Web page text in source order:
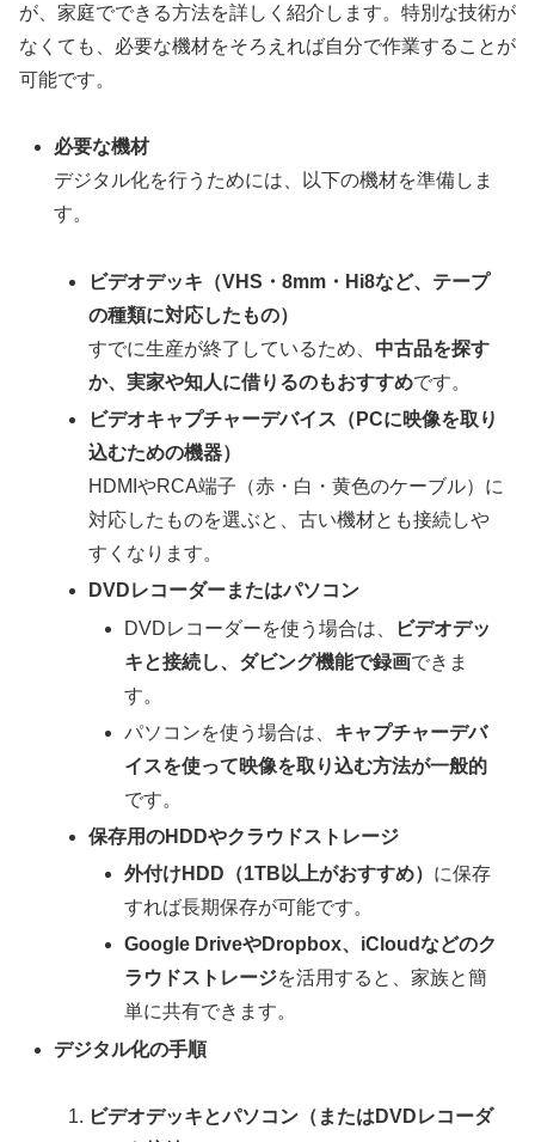
が、家庭でできる方法を詳しく紹介します。特別な技術が
なくても、必要な機材をそろえれば自分で作業することが
可能です。
必要な機材
デジタル化を行うためには、以下の機材を準備しま
す。
ビデオデッキ（VHS・8mm・Hi8など、テープ
の種類に対応したもの）
すでに生産が終了しているため、 中古品を探す
か、実家や知人に借りるのもおすすめです。
ビデオキャプチャーデバイス（PCに映像を取り
込むための機器）
HDMIやRCA端子（赤・白・黄色のケーブル）に
対応したものを選ぶと、古い機材とも接続しや
すくなります。
DVDレコーダーまたはパソコン
DVDレコーダーを使う場合は、
ビデオデッ
キと接続し、ダビング機能で録画できま
す。
パソコンを使う場合は、 キャプチャーデバ
イスを使って映像を取り込む方法が一般的
です。
保存用のHDDやクラウドストレージ
外付けHDD（1TB以上がおすすめ） に保存
すれば長期保存が可能です。
Google DriveやDropbox、iCloudなどのク
ラウドストレージを活用すると、家族と簡
単に共有できます。
デジタル化の手順
ビデオデッキとパソコン（またはDVDレコーダ